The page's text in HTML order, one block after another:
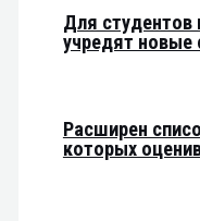
Для студентов
учредят новые
Расширен
которых